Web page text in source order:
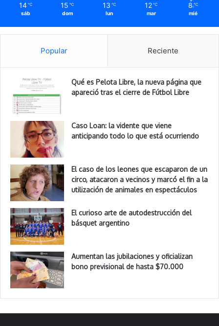
14 ℃
sáb
15 ℃
dom
13 ℃
lun
12 ℃
mar
8 ℃
mié
Popular Reciente
Qué es Pelota Libre, la nueva página que
apareció tras el cierre de Fútbol Libre
Caso Loan: la vidente que viene
anticipando todo lo que está ocurriendo
El caso de los leones que escaparon de un
circo, atacaron a vecinos y marcó el fin a la
utilización de animales en espectáculos
El curioso arte de autodestrucción del
básquet argentino
Aumentan las jubilaciones y oficializan
bono previsional de hasta $70.000